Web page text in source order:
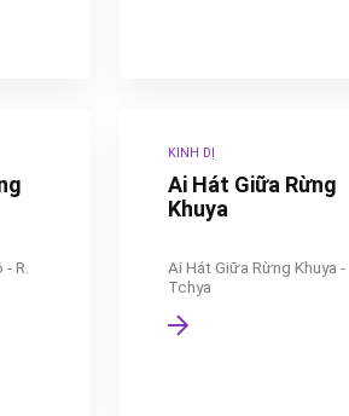
R.
KINH DỊ
Ai Hát Giữa Rừng
Khuya
Ai Hát Giữa Rừng Khuya -
Tchya